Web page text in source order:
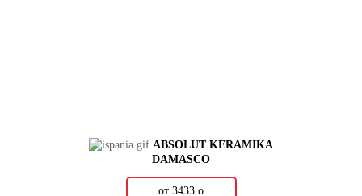
ABSOLUT KERAMIKA
DAMASCO
от 3433 о